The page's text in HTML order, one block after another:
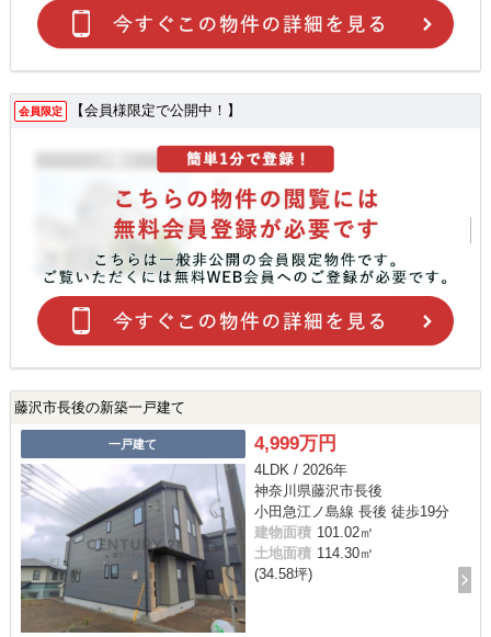
会員限定 【会員様限定で公開中！】
藤沢市長後の新築一戸建て
一戸建て 4,999万円
4LDK / 2026年
神奈川県藤沢市長後
小田急江ノ島線 長後 徒歩19分
建物面積 101.02㎡
土地面積 114.30㎡
(34.58坪)